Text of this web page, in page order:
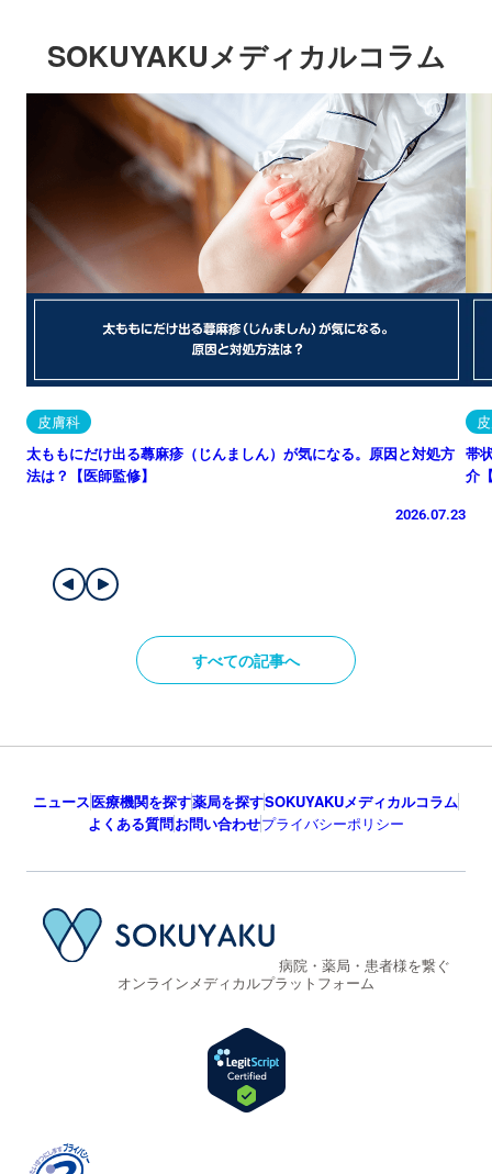
SOKUYAKUメディカルコラム
皮膚科
太ももにだけ出る蕁麻疹（じんましん）が気になる。原因と対処方
法は？【医師監修】
2026.07.23
帯
介
すべての記事へ
ニュース医療機関を探す薬局を探すSOKUYAKUメディカルコラム
よくある質問お問い合わせプライバシーポリシー
病院・薬局・患者様を繋ぐ
オンラインメディカルプラットフォーム